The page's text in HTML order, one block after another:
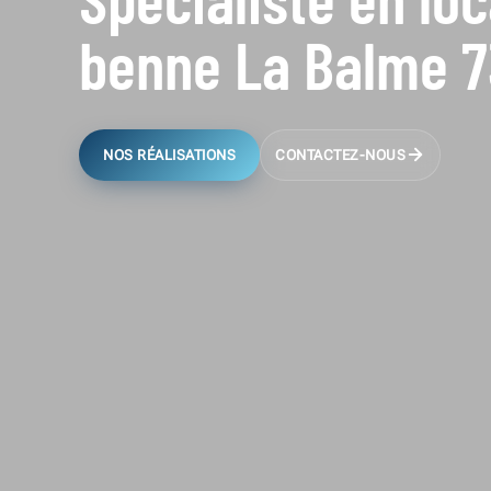
benne La Balme
NOS RÉALISATIONS CONTACTEZ-NOUS